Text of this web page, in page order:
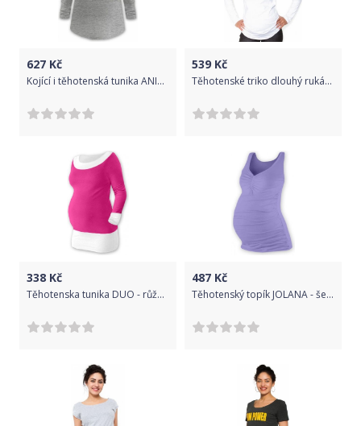
627 Kč
Kojící i těhotenská tunika ANIČKA s dlouhým rukávem - šedý melír, Velikosti těh. moda S/M
539 Kč
Těhotenské triko dlouhý rukáv Kiss - bílé, Velikosti těh. moda XS (32-34)
338 Kč
Těhotenska tunika DUO - růžová/bílá, Velikosti těh. moda L/XL
487 Kč
Těhotenský topík JOLANA - šeříková, Velikosti těh. moda S/M